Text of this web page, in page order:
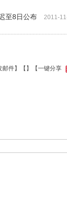
至8日公布
2011-
邮件】【 】 【一键分享